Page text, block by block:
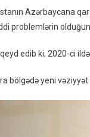
Azərbaycana
problemlərin
edib ki, 2020-ci
bölgədə yeni